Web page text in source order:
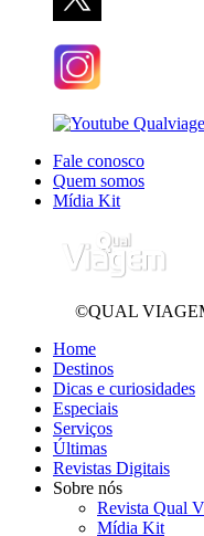
Fale conosco
Quem somos
Mídia Kit
©QUAL
Home
Destinos
Dicas e curiosidades
Especiais
Serviços
Últimas
Revistas Digitais
Sobre nós
Revista Qual
Mídia Kit